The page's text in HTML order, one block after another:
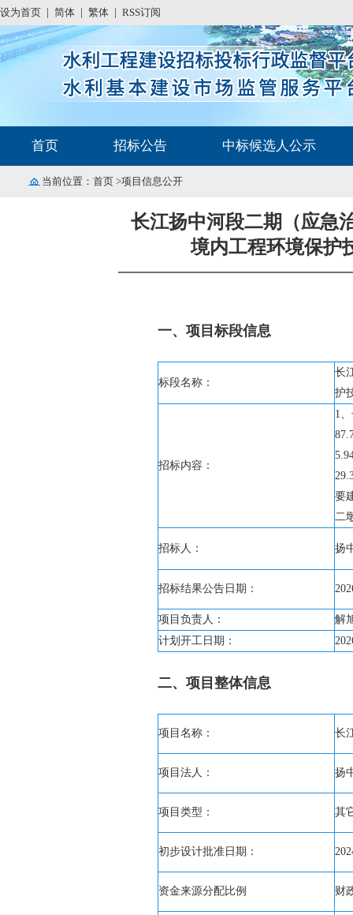
设为首页 简体 繁体 RSS订阅
首页 招标公告 中标候选人公示
当前位置： 首页 >项目信息公开
长江扬中河段二期（应急
境内工程环境保护
一、项目标段信息
标段名称：
长
护
招标内容：
1
要
二
招标人： 扬
招标结果公告日期：
项目负责人：
解
计划开工日期：
二、项目整体信息
项目名称： 长
项目法人： 扬
项目类型： 其
初步设计批准日期：
资金来源分配比例 财